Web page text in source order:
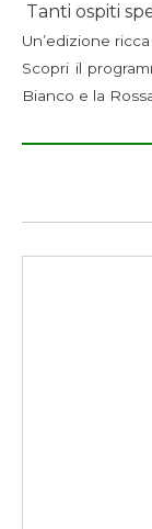
Tanti ospiti
Un’edizione
Scopri il
Bianco e la